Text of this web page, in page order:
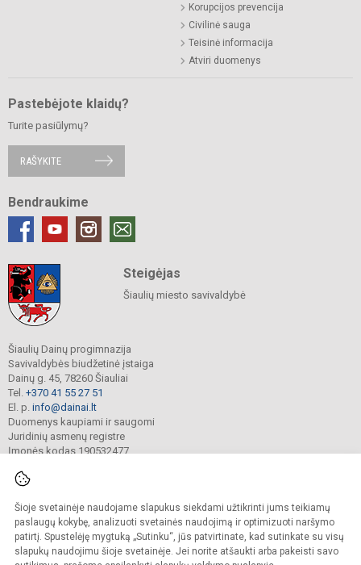
Šioje svetainėje naudojame slapukus siekdami užtikrinti jums teikiamų
paslaugų kokybę, analizuoti svetainės naudojimą ir optimizuoti naršymo
patirtį. Spustelėję mygtuką „Sutinku“, jūs patvirtinate, kad sutinkate su visų
slapukų naudojimu šioje svetainėje. Jei norite atšaukti arba pakeisti savo
Korupcijos prevencija
Civilinė sauga
Teisinė informacija
Atviri duomenys
Pastebėjote klaidų?
Turite pasiūlymų?
RAŠYKITE
Bendraukime
Steigėjas
Šiaulių miesto savivaldybė
Šiaulių Dainų progimnazija
Savivaldybės biudžetinė įstaiga
Dainų g. 45, 78260 Šiauliai
Tel. +370 41 55 27 51
El. p. info@dainai.lt
Duomenys kaupiami ir saugomi
Juridinių asmenų registre
Įmonės kodas 190532477
© 2023. Šiaulių Dainų progimnazija. Visos teisės saugomos.
Kopijuoti turinį be raštiško gimnazijos sutikimo griežtai draudžiama.
Prieinamumo paraiška Slapukų politika